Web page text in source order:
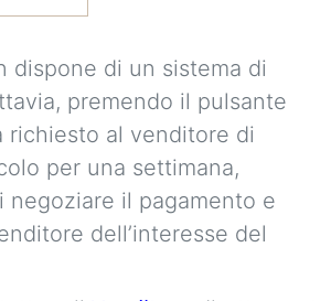
dispone di un sistema di
premendo il pulsante
richiesto al venditore di
per una settimana,
negoziare il pagamento e
dell’interesse del